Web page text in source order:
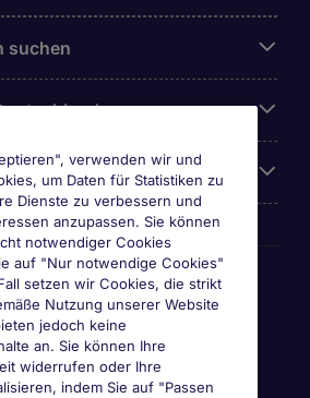
suchen
verwenden wir und
um Daten für Statistiken zu
Dienste zu verbessern und
anzupassen. Sie können
notwendiger Cookies
auf "Nur notwendige Cookies"
setzen wir Cookies, die strikt
Nutzung unserer Website
jedoch keine
an. Sie können Ihre
widerrufen oder Ihre
indem Sie auf "Passen